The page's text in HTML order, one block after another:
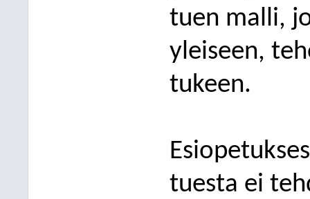
tuen malli,
yleiseen,
tukeen.
tuesta ei